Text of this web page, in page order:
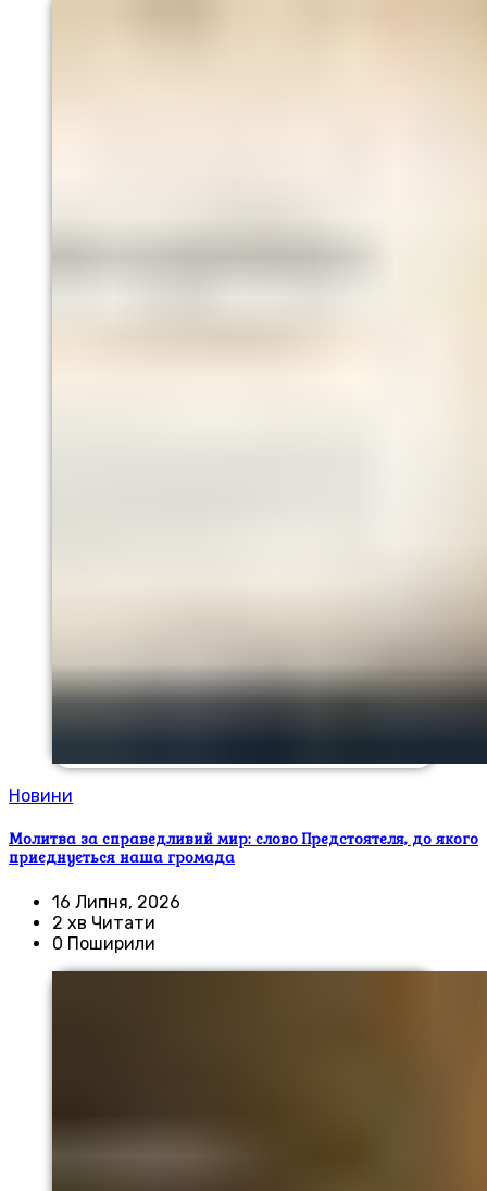
Новини
Молитва за справедливий мир: слово Предстоятеля, до якого
приєднується наша громада
16 Липня, 2026
2 хв Читати
0 Поширили